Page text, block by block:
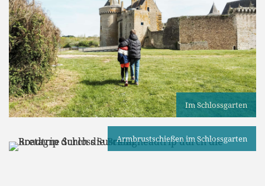
Im Schlossgarten
Armbrustschießen im Schlossgarten